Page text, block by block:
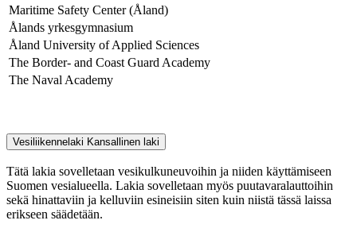
Maritime Safety Center (Åland)
Ålands yrkesgymnasium
Åland University of Applied Sciences
The Border- and Coast Guard Academy
The Naval Academy
Vesiliikennelaki Kansallinen laki
Tätä lakia sovelletaan vesikulkuneuvoihin ja niiden käyttämiseen
Suomen vesialueella. Lakia sovelletaan myös puutavaralauttoihin
sekä hinattaviin ja kelluviin esineisiin siten kuin niistä tässä laissa
erikseen säädetään.